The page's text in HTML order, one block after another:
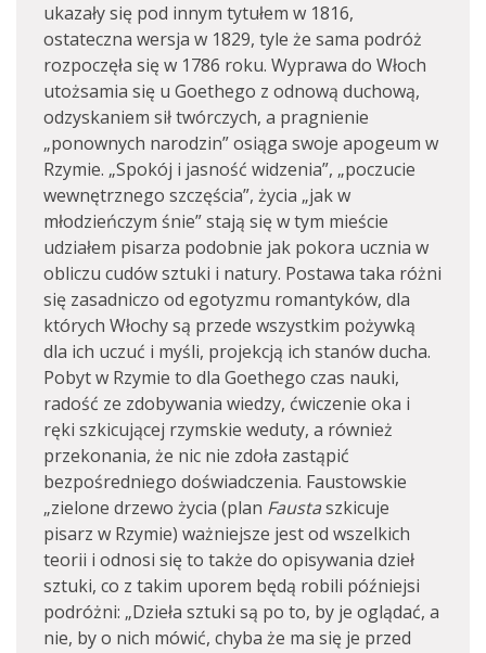
ukazały się pod innym tytułem w 1816,
ostateczna wersja w 1829, tyle że sama podróż
rozpoczęła się w 1786 roku. Wyprawa do Włoch
utożsamia się u Goethego z odnową duchową,
odzyskaniem sił twórczych, a pragnienie
„ponownych narodzin” osiąga swoje apogeum w
Rzymie. „Spokój i jasność widzenia”, „poczucie
wewnętrznego szczęścia”, życia „jak w
młodzieńczym śnie” stają się w tym mieście
udziałem pisarza podobnie jak pokora ucznia w
obliczu cudów sztuki i natury. Postawa taka różni
się zasadniczo od egotyzmu romantyków, dla
których Włochy są przede wszystkim pożywką
dla ich uczuć i myśli, projekcją ich stanów ducha.
Pobyt w Rzymie to dla Goethego czas nauki,
radość ze zdobywania wiedzy, ćwiczenie oka i
ręki szkicującej rzymskie weduty, a również
przekonania, że nic nie zdoła zastąpić
bezpośredniego doświadczenia. Faustowskie
„zielone drzewo życia (plan Faustaszkicuje
pisarz w Rzymie) ważniejsze jest od wszelkich
teorii i odnosi się to także do opisywania dzieł
sztuki, co z takim uporem będą robili późniejsi
podróżni: „Dzieła sztuki są po to, by je oglądać, a
nie, by o nich mówić, chyba że ma się je przed